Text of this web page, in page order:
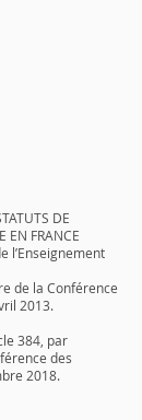
DE
EN FRANCE
l’Enseignement
de la Conférence
2013.
384, par
des
2018.